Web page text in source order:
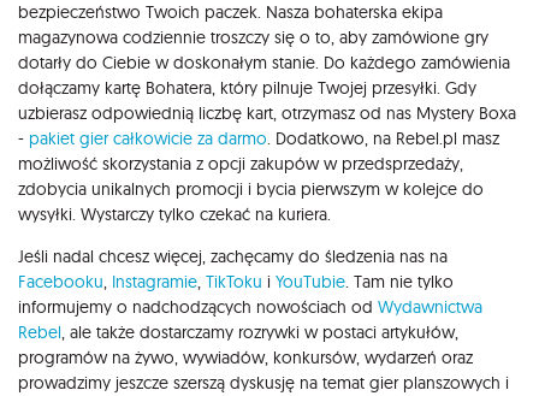
bezpieczeństwo Twoich paczek. Nasza bohaterska ekipa
magazynowa codziennie troszczy się o to, aby zamówione gry
dotarły do Ciebie w doskonałym stanie. Do każdego zamówienia
dołączamy kartę Bohatera, który pilnuje Twojej przesyłki. Gdy
uzbierasz odpowiednią liczbę kart, otrzymasz od nas Mystery Boxa
- pakiet gier całkowicie za darmo. Dodatkowo, na Rebel.pl masz
możliwość skorzystania z opcji zakupów w przedsprzedaży,
zdobycia unikalnych promocji i bycia pierwszym w kolejce do
wysyłki. Wystarczy tylko czekać na kuriera.
Jeśli nadal chcesz więcej, zachęcamy do śledzenia nas na
Facebooku, Instagramie, TikToku i YouTubie. Tam nie tylko
informujemy o nadchodzących nowościach od Wydawnictwa
Rebel, ale także dostarczamy rozrywki w postaci artykułów,
programów na żywo, wywiadów, konkursów, wydarzeń oraz
prowadzimy jeszcze szerszą dyskusję na temat gier planszowych i